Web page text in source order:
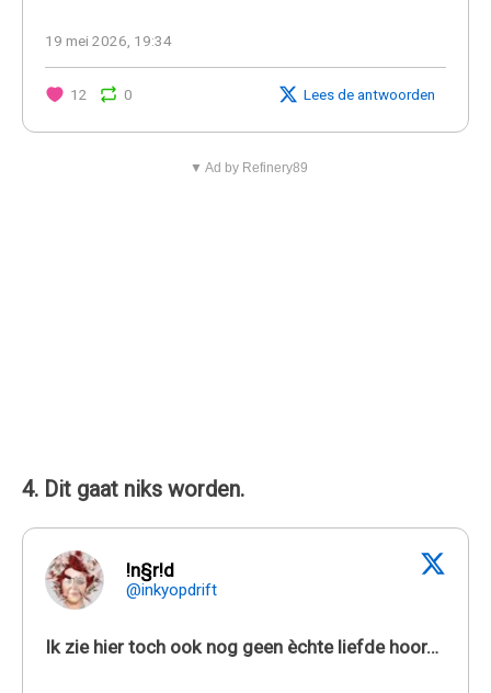
19 mei 2026, 19:34
12 0 Lees de antwoorden
▼ Ad by Refinery89
4. Dit gaat niks worden.
!n§r!d
@inkyopdrift
Ik zie hier toch ook nog geen èchte liefde hoor…